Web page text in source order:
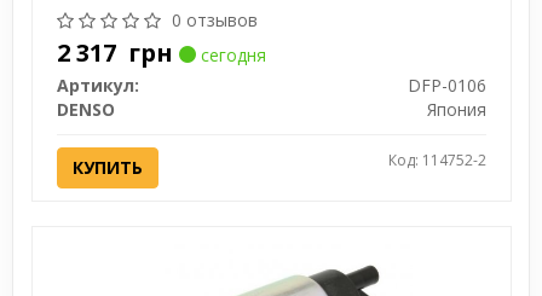
0 отзывов
2 317 грн
сегодня
Артикул:
DFP-0106
DENSO
Япония
КУПИТЬ Код: 114752-2